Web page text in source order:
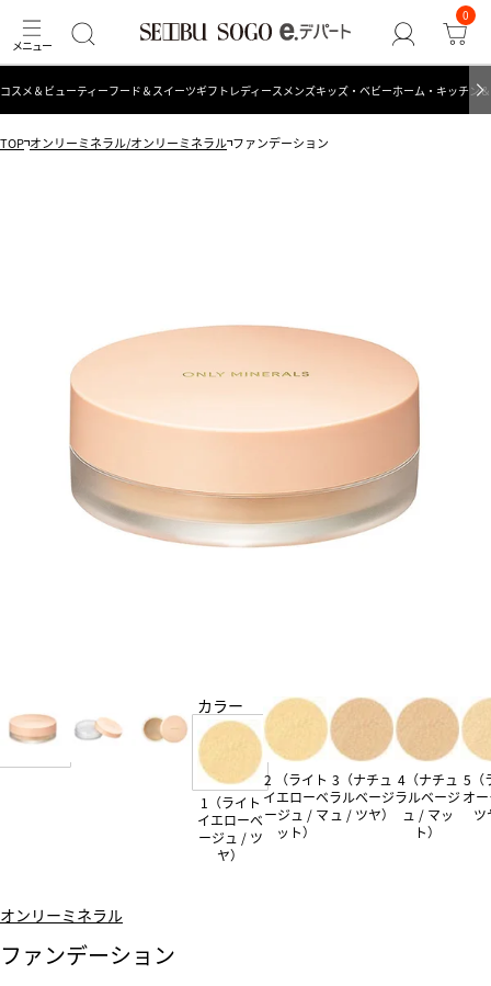
0
コスメ＆ビューティーフード＆スイーツギフト レディース メンズキッズ・ベビーホーム・キッチン
TOP オンリーミネラル/オンリーミネラル ファンデーション
カラー
1（ライト
イエローベ
ージュ / ツ
ヤ）
2 （ライト
イエローベ
ージュ / マ
ット）
3（ナチュ
ラルベージ
ュ / ツヤ）
4（ナチュ
ラルベージ
ュ / マッ
ト）
5（
オ
ツ
オンリーミネラル
ファンデーション